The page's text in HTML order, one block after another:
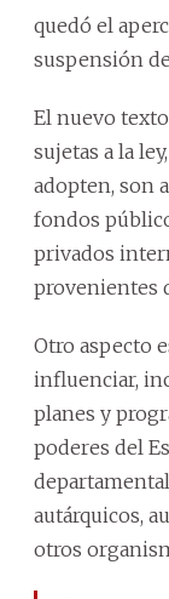
quedó el
suspensión
El nuevo texto
sujetas a la
adopten, son
fondos
privados
provenientes
Otro aspecto
influenciar,
planes y
poderes del
autárquicos,
otros